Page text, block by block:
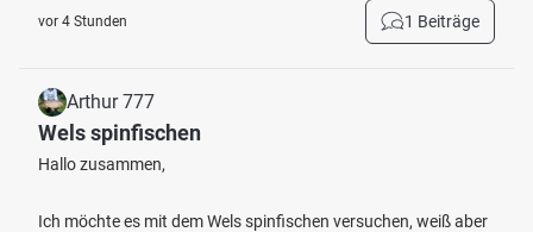
vor 4 Stunden 1 Beiträge
Arthur 777
Wels spinfischen
Hallo zusammen,
Ich möchte es mit dem Wels spinfischen versuchen, weiß aber